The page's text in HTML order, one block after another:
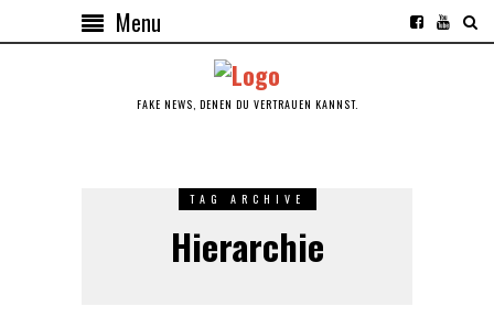
Menu
FAKE NEWS, DENEN DU VERTRAUEN KANNST.
TAG ARCHIVE
Hierarchie